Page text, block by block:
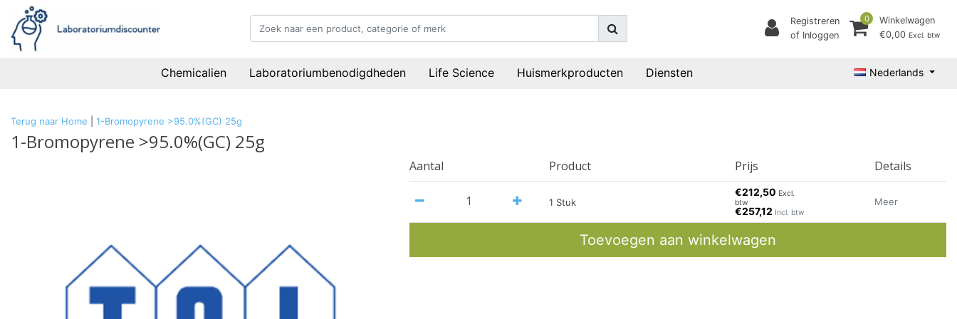
Registreren
of Inloggen
0
Winkelwagen
€0,00 Excl. btw
Chemicalien Laboratoriumbenodigdheden Life Science Huismerkproducten Diensten Nederlands
Terug naar Home 1-Bromopyrene >95.0%(GC) 25g
1-Bromopyrene >95.0%(GC) 25g
Aantal Product Prijs Details
1 Stuk
€212,50 Excl.
btw
€257,12 Incl. btw
Meer
Toevoegen aan winkelwagen